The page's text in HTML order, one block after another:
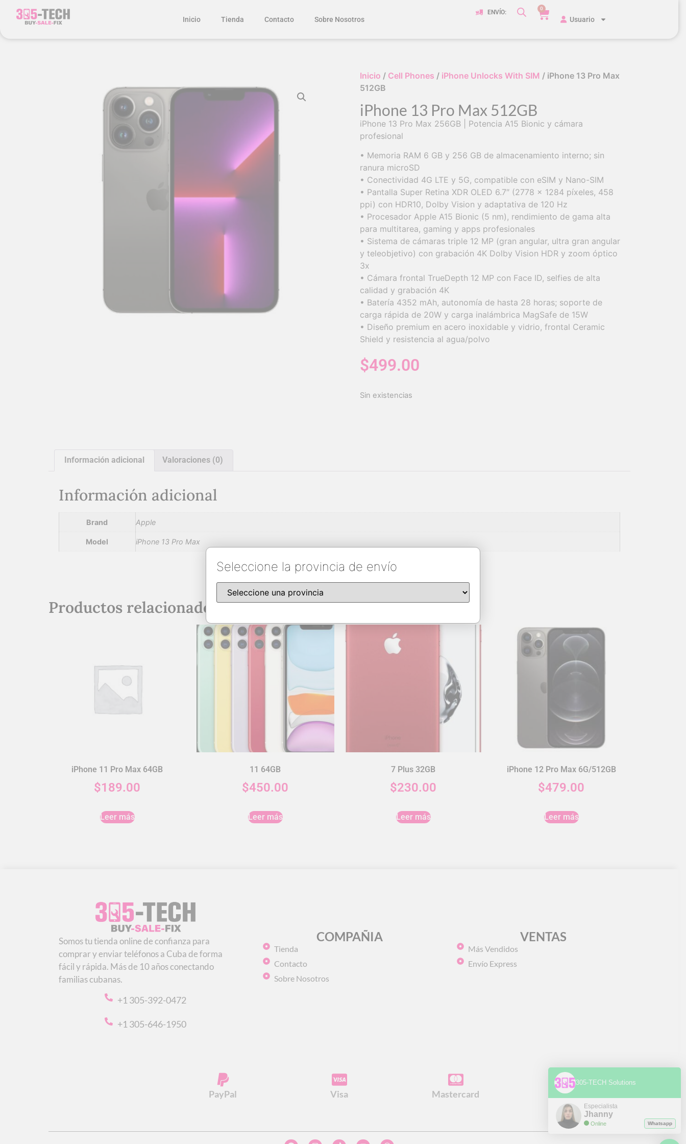
Inicio Tienda Contacto Sobre Nosotros
ENVÍO:
0
Usuario
Inicio / Cell Phones / iPhone Unlocks With SIM / iPhone 13 Pro Max
512GB
iPhone 13 Pro Max 512GB
iPhone 13 Pro Max 256GB | Potencia A15 Bionic y cámara
profesional
• Memoria RAM 6 GB y 256 GB de almacenamiento interno; sin
ranura microSD
• Conectividad 4G LTE y 5G, compatible con eSIM y Nano-SIM
• Pantalla Super Retina XDR OLED 6.7″ (2778 x 1284 píxeles, 458
ppi) con HDR10, Dolby Vision y adaptativa de 120 Hz
• Procesador Apple A15 Bionic (5 nm), rendimiento de gama alta
para multitarea, gaming y apps profesionales
• Sistema de cámaras triple 12 MP (gran angular, ultra gran angular
y teleobjetivo) con grabación 4K Dolby Vision HDR y zoom óptico
3x
• Cámara frontal TrueDepth 12 MP con Face ID, selfies de alta
calidad y grabación 4K
• Batería 4352 mAh, autonomía de hasta 28 horas; soporte de
carga rápida de 20W y carga inalámbrica MagSafe de 15W
• Diseño premium en acero inoxidable y vidrio, frontal Ceramic
Shield y resistencia al agua/polvo
$499.00
Sin existencias
Información adicional Valoraciones (0)
Información adicional
Brand Apple
Model iPhone 13 Pro Max
Productos relacionados
iPhone 11 Pro Max 64GB
$189.00
Leer más
11 64GB
$450.00
Leer más
7 Plus 32GB
$230.00
Leer más
iPhone 12 Pro Max 6G/512GB
$479.00
Leer más
Somos tu tienda online de confianza para
comprar y enviar teléfonos a Cuba de forma
fácil y rápida. Más de 10 años conectando
familias cubanas.
+1 305-392-0472
+1 305-646-1950
COMPAÑIA
Tienda
Contacto
Sobre Nosotros
VENTAS
Más Vendidos
Envío Express
PayPal Visa Mastercard
Seleccione la provincia de envío
305-TECH Solutions
Especialista
Jhanny
Online Whatsapp